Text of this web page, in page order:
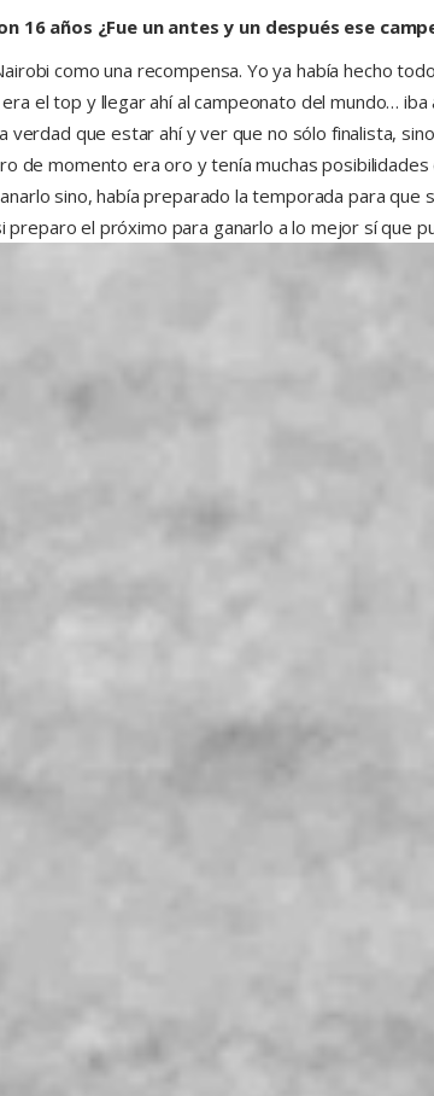
16 años ¿Fue un antes y un después ese
como una recompensa. Yo ya había hecho
el top y llegar ahí al campeonato del mundo…
verdad que estar ahí y ver que no sólo finalista,
de momento era oro y tenía muchas
sino, había preparado la temporada para que
preparo el próximo para ganarlo a lo mejor sí que